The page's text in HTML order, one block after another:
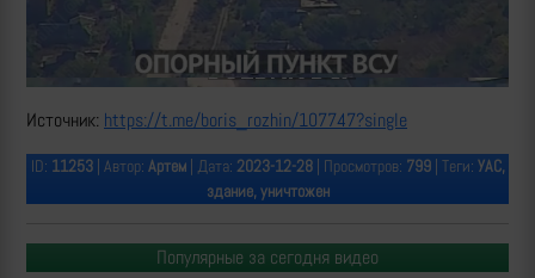
Video
Источник: https://t.me/boris_rozhin/107747?single
ID: 11253| Автор: Артем| Дата: 2023-12-28| Просмотров: 799| Теги: УАС,
здание, уничтожен
Популярные за сегодня видео